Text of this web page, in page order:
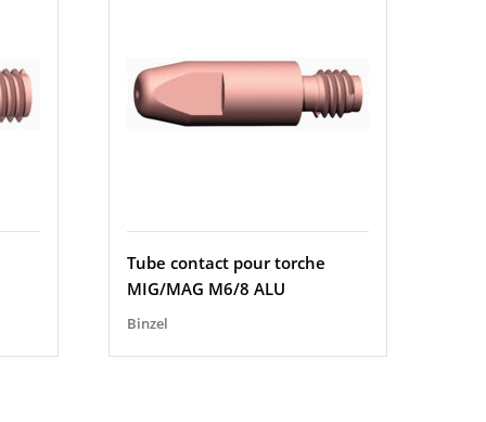
Tube contact pour torche
MIG/MAG M6/8 ALU
Binzel